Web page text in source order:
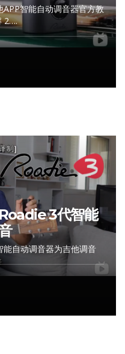
智能自动调音器官方教
2….
3代智能
自动调音器为吉他调音